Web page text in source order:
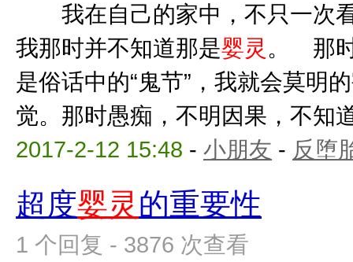
我在自己的家中，不只一次
我那时并不知道那是婴灵 。 那
是俗话中的“鬼节”，我就会莫明
觉。那时愚痴，不明因果，不知
2017-2-12 15:48 - 小朋友 - 反堕
超度婴灵 的重要性
1 个回复 - 3876 次查看